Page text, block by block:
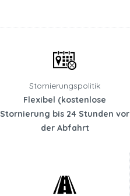
Stornierungspolitik
Flexibel (kostenlose
Stornierung bis 24 Stunden vor
der Abfahrt